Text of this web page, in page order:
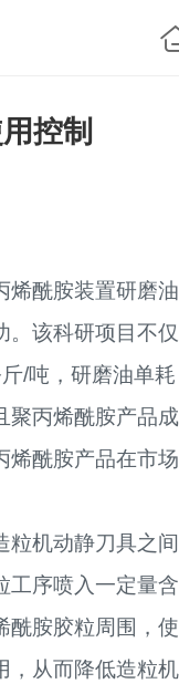
控制
烯酰胺装置研磨油
。该科研项目不仅
/吨，研磨油单耗
聚丙烯酰胺产品成
烯酰胺产品在市场
粒机动静刀具之间
工序喷入一定量含
酰胺胶粒周围，使
，从而降低造粒机